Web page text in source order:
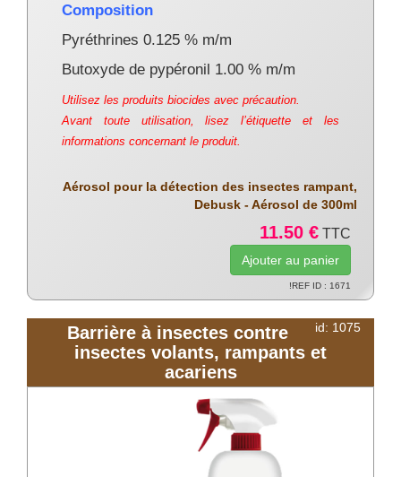
Composition
Pyréthrines 0.125 % m/m
Butoxyde de pypéronil 1.00 % m/m
Utilisez les produits biocides avec précaution.
Avant toute utilisation, lisez l’étiquette et les
informations concernant le produit.
Aérosol pour la détection des insectes rampant,
Debusk - Aérosol de 300ml
11.50 € TTC
!REF ID : 1671
id: 1075
Barrière à insectes contre
insectes volants, rampants et
acariens